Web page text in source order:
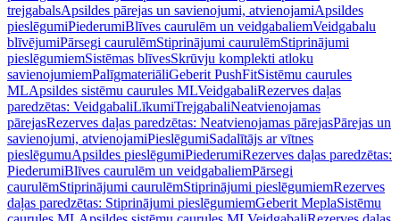
trejgabalsApsildes pārejas un savienojumi, atvienojamiApsildes
pieslēgumiPiederumiBlīves caurulēm un veidgabaliemVeidgabalu
blīvējumiPārsegi caurulēmStiprinājumi caurulēmStiprinājumi
pieslēgumiemSistēmas blīvesSkrūvju komplekti atloku
savienojumiemPalīgmateriāliGeberit PushFitSistēmu caurules
MLApsildes sistēmu caurules MLVeidgabaliRezerves daļas
paredzētas: VeidgabaliLīkumiTrejgabaliNeatvienojamas
pārejasRezerves daļas paredzētas: Neatvienojamas pārejasPārejas un
savienojumi, atvienojamiPieslēgumiSadalītājs ar vītnes
pieslēgumuApsildes pieslēgumiPiederumiRezerves daļas paredzētas:
PiederumiBlīves caurulēm un veidgabaliemPārsegi
caurulēmStiprinājumi caurulēmStiprinājumi pieslēgumiemRezerves
daļas paredzētas: Stiprinājumi pieslēgumiemGeberit MeplaSistēmu